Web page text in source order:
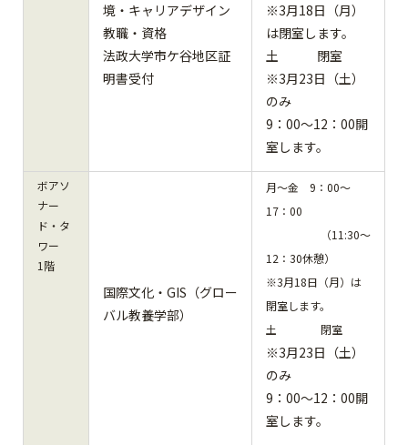
境・キャリアデザイン
教職・資格
法政大学市ケ谷地区証
明書受付
※3月18日（月）
は閉室します。
土 閉室
※3月23日（土）
のみ
9：00～12：00開
室します。
ボアソ
ナー
ド・タ
ワー
1階
国際文化・GIS（グロー
バル教養学部）
月～金 9：00～
17：00
（11:30～
12：30休憩）
※3月18日（月）は
閉室します。
土 閉室
※3月23日（土）
のみ
9：00～12：00開
室します。